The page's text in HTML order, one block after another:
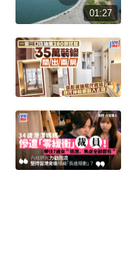
01:27